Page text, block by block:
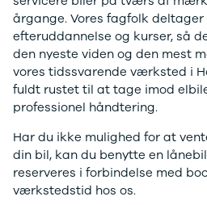
Modeller
Anmeldelser
Alpine
A290
Modeller
Anmeldelser
Tilbud
A390
Modeller
Anmeldelser
Stationcar
1-serie
2-serie
3-serie
4-serie
5-serie
X1
X2
X3
X5
årgange. Vores fagfolk deltager
efteruddannelse og kurser, så
den nyeste viden og den mest
vores tidssvarende værksted i
fuldt rustet til at tage imod
professionel håndtering.
Har du ikke mulighed for at
din bil, kan du benytte en
reserveres i forbindelse med
værkstedstid hos os.